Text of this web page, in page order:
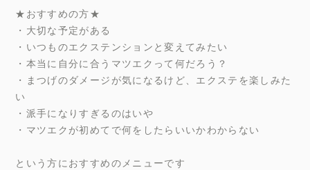
★おすすめの方★
・大切な予定がある
・いつものエクステンションと変えてみたい
・本当に自分に合うマツエクって何だろう？
・まつげのダメージが気になるけど、エクステを楽しみた
い
・派手になりすぎるのはいや
・マツエクが初めてで何をしたらいいかわからない
という方におすすめのメニューです